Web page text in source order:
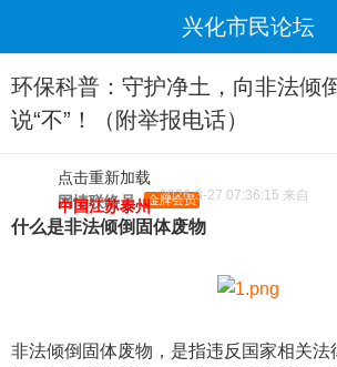
兴化市民论坛
环保科普：守护净土，向非法倾
说“不”！（附举报电话）
点击重新加载
网情联络员 金牌会员
2026-3-27 07:36:15 来自
中国江苏泰州
什么是非法倾倒固体废物
非法倾倒固体废物，是指违反国家相关法